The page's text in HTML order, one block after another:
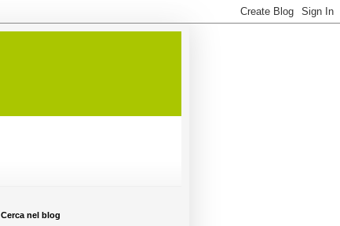
Cerca nel blog